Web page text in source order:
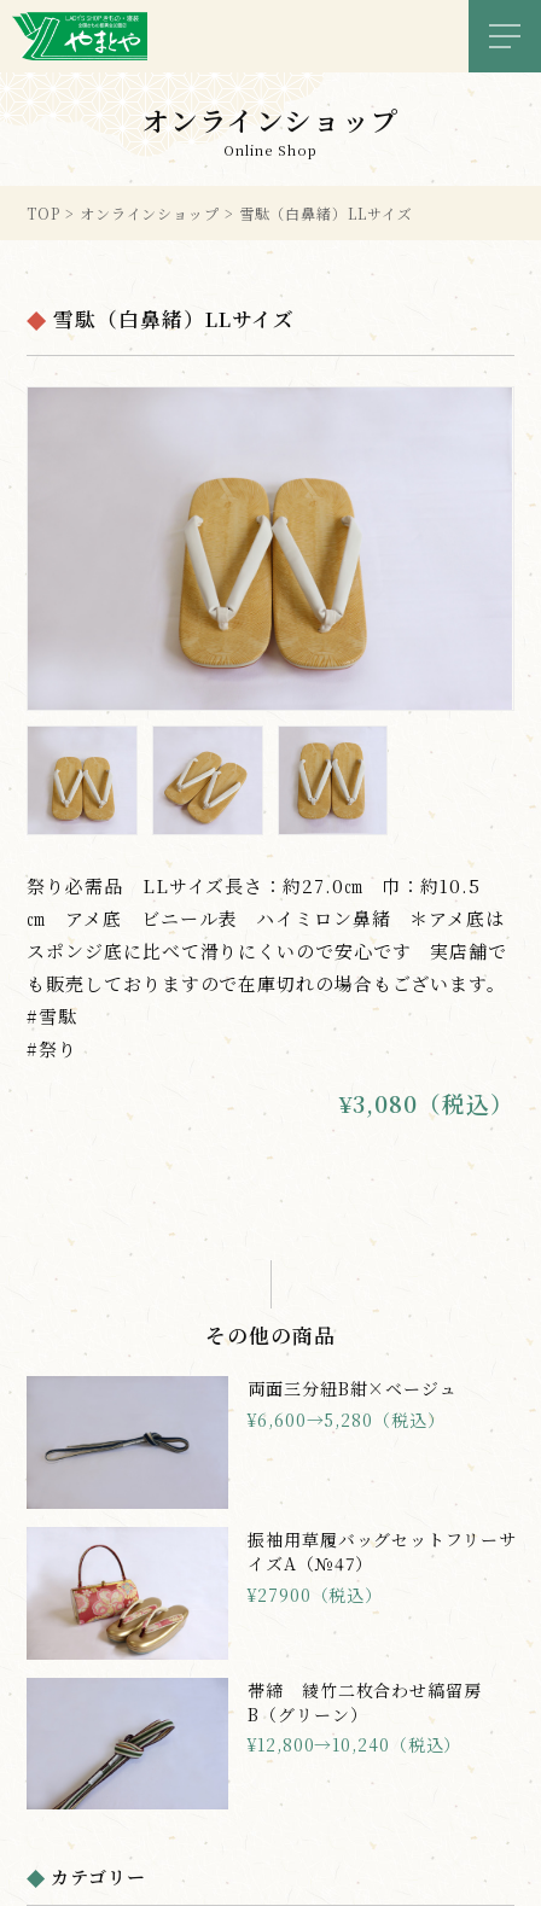
メ
オンラインショップ
Online Shop
TOP > オンラインショップ > 雪駄（白鼻緒）LLサイズ
雪駄（白鼻緒）LLサイズ
祭り必需品 LLサイズ長さ：約27.0㎝ 巾：約10.5
㎝ アメ底 ビニール表 ハイミロン鼻緒 ＊アメ底は
スポンジ底に比べて滑りにくいので安心です 実店舗で
も販売しておりますので在庫切れの場合もございます。
#雪駄
#祭り
¥3,080（税込）
その他の商品
両面三分紐B紺×ベージュ
¥6,600→5,280（税込）
振袖用草履バッグセットフリーサ
イズA（№47）
¥27900（税込）
帯締 綾竹二枚合わせ縞留房
B（グリーン）
¥12,800→10,240（税込）
カテゴリー